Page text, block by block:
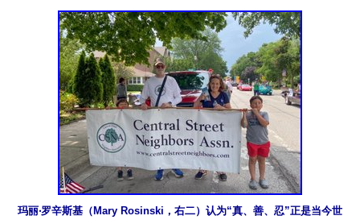
玛丽‧罗辛斯基（Mary Rosinski，右二）认为“真、善、忍”正是当今世